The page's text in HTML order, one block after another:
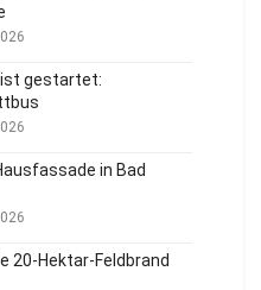
ist gestartet:
in Bad
20-Hektar-Feldbrand